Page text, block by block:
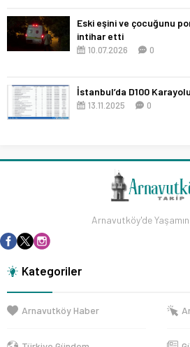
Eski eşini ve çocuğunu
intihar etti
10.07.2026 0
İstanbul’da D100
13.11.2025 0
Arnavutköy'de
Kategoriler
Arnavutköy Haber